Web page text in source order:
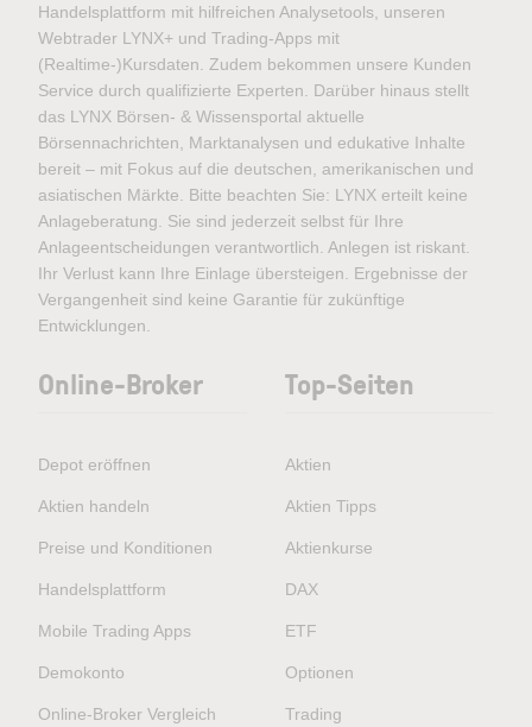
Handelsplattform mit hilfreichen Analysetools, unseren
Webtrader LYNX+ und Trading-Apps mit
(Realtime-)Kursdaten. Zudem bekommen unsere Kunden
Service durch qualifizierte Experten. Darüber hinaus stellt
das LYNX Börsen- & Wissensportal aktuelle
Börsennachrichten, Marktanalysen und edukative Inhalte
bereit – mit Fokus auf die deutschen, amerikanischen und
asiatischen Märkte. Bitte beachten Sie: LYNX erteilt keine
Anlageberatung. Sie sind jederzeit selbst für Ihre
Anlageentscheidungen verantwortlich. Anlegen ist riskant.
Ihr Verlust kann Ihre Einlage übersteigen. Ergebnisse der
Vergangenheit sind keine Garantie für zukünftige
Entwicklungen.
Online-Broker
Depot eröffnen
Aktien handeln
Preise und Konditionen
Handelsplattform
Mobile Trading Apps
Demokonto
Online-Broker Vergleich
Top-Seiten
Aktien
Aktien Tipps
Aktienkurse
DAX
ETF
Optionen
Trading